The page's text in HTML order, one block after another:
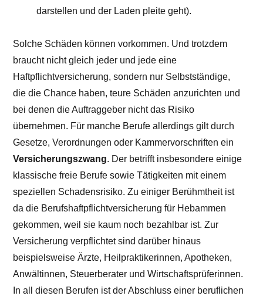
darstellen und der Laden pleite geht).
Solche Schäden können vorkommen. Und trotzdem
braucht nicht gleich jeder und jede eine
Haftpflichtversicherung, sondern nur Selbstständige,
die die Chance haben, teure Schäden anzurichten und
bei denen die Auftraggeber nicht das Risiko
übernehmen. Für manche Berufe allerdings gilt durch
Gesetze, Verordnungen oder Kammervorschriften ein
Versicherungszwang. Der betrifft insbesondere einige
klassische freie Berufe sowie Tätigkeiten mit einem
speziellen Schadensrisiko. Zu einiger Berühmtheit ist
da die Berufshaftpflichtversicherung für Hebammen
gekommen, weil sie kaum noch bezahlbar ist. Zur
Versicherung verpflichtet sind darüber hinaus
beispielsweise Ärzte, Heilpraktikerinnen, Apotheken,
Anwältinnen, Steuerberater und Wirtschaftsprüferinnen.
In all diesen Berufen ist der Abschluss einer beruflichen